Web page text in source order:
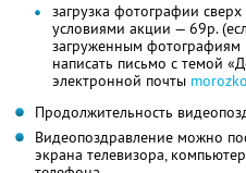
загрузка фотографии
условиями акции — 69р.
загруженным
написать письмо с темой
электронной почты
Продолжительность
Видеопоздравление можно
экрана телевизора,